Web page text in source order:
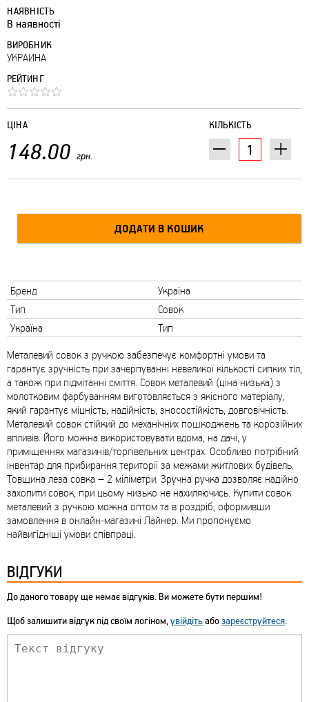
НАЯВНІСТЬ
В наявності
ВИРОБНИК
УКРАИНА
РЕЙТИНГ
КІЛЬКІСТЬ
ЦІНА
148.00 грн.
Бренд
Україна
Тип
Совок
Україна
Тип
Металевий совок з ручкою забезпечує комфортні умови та
гарантує зручність при зачерпуванні невеликої кількості сипких тіл,
а також при підмітанні сміття. Совок металевий (ціна низька) з
молотковим фарбуванням виготовляється з якісного матеріалу,
який гарантує міцність, надійність, зносостійкість, довговічність.
Металевий совок стійкий до механічних пошкоджень та корозійних
впливів. Його можна використовувати вдома, на дачі, у
приміщеннях магазинів/торгівельних центрах. Особливо потрібний
інвентар для прибирання території за межами житлових будівель.
Товщина леза совка – 2 міліметри. Зручна ручка дозволяє надійно
захопити совок, при цьому низько не нахиляючись. Купити совок
металевий з ручкою можна оптом та в роздріб, оформивши
замовлення в онлайн-магазині Лайнер. Ми пропонуємо
найвигідніші умови співпраці.
ВІДГУКИ
До даного товару ще немає відгуків. Ви можете бути першим!
Щоб залишити відгук під своїм логіном,увійдітьабозареєструйтеся.